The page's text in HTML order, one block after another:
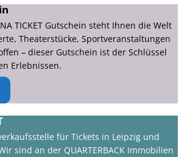
TICKET Gutschein steht Ihnen die Welt
Theaterstücke, Sportveranstaltungen
– dieser Gutschein ist der Schlüssel
Erlebnissen.
für Tickets in Leipzig und
sind an der QUARTERBACK Immobilien